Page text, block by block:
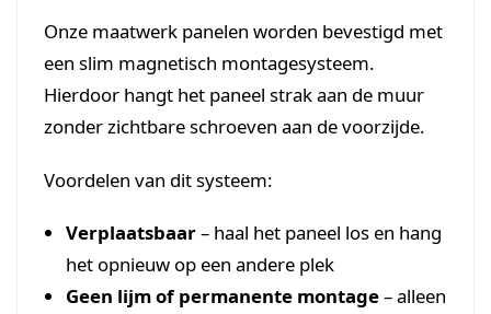
Onze maatwerk panelen worden bevestigd met
een slim magnetisch montagesysteem.
Hierdoor hangt het paneel strak aan de muur
zonder zichtbare schroeven aan de voorzijde.
Voordelen van dit systeem:
Verplaatsbaar– haal het paneel los en hang
het opnieuw op een andere plek
Geen lijm of permanente montage– alleen